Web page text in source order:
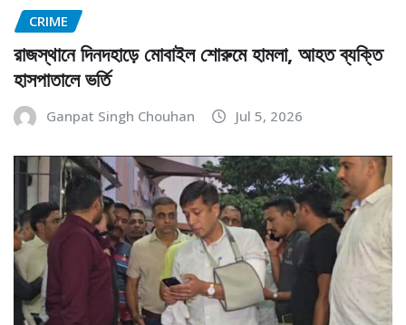
CRIME
রাজস্থানে দিনদহাড়ে মোবাইল শোরুমে হামলা, আহত ব্যক্তি
হাসপাতালে ভর্তি
Ganpat Singh Chouhan Jul 5, 2026